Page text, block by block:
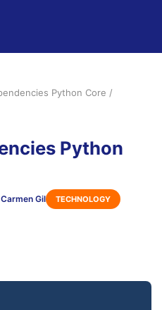
Python Core /
Python
Gil TECHNOLOGY